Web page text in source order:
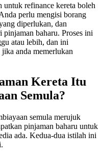
untuk refinance kereta boleh
perlu mengisi borang
diperlukan, dan
pinjaman baharu. Proses ini
atau lebih, dan ini
anda memerlukan
Kereta Itu
Semula?
semula merujuk
pinjaman baharu untuk
ada. Kedua-dua istilah ini